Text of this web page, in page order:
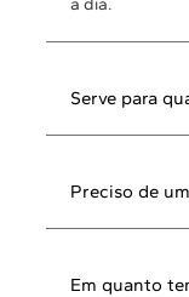
a dia.
Serve para
Preciso de
Em quanto